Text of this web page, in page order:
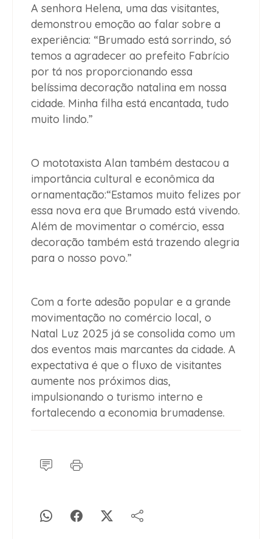
A senhora Helena, uma das visitantes,
demonstrou emoção ao falar sobre a
experiência: “Brumado está sorrindo, só
temos a agradecer ao prefeito Fabrício
por tá nos proporcionando essa
belíssima decoração natalina em nossa
cidade. Minha filha está encantada, tudo
muito lindo.”
O mototaxista Alan também destacou a
importância cultural e econômica da
ornamentação:“Estamos muito felizes por
essa nova era que Brumado está vivendo.
Além de movimentar o comércio, essa
decoração também está trazendo alegria
para o nosso povo.”
Com a forte adesão popular e a grande
movimentação no comércio local, o
Natal Luz 2025 já se consolida como um
dos eventos mais marcantes da cidade. A
expectativa é que o fluxo de visitantes
aumente nos próximos dias,
impulsionando o turismo interno e
fortalecendo a economia brumadense.